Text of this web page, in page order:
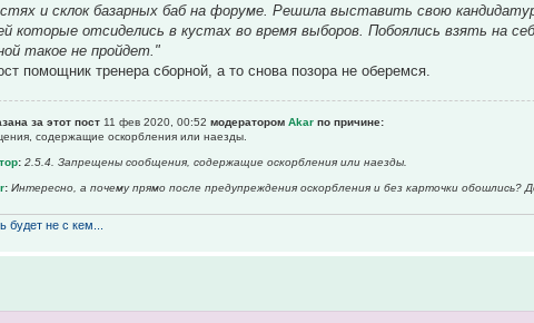
и склок базарных баб на форуме. Решила выставить свою
которые отсиделись в кустах во время выборов. Побоялись взять на
такое не пройдет."
помощник тренера сборной, а то снова позора не оберемся.
за этот пост 11 фев 2020, 00:52 модераторомAkar по причине:
содержащие оскоpбления или наезды.
: 2.5.4. Запрещены сообщения, содержащие оскоpбления или наезды.
: Интересно, а почему прямо после предупреждения оскорбления и без карточки обошлись?
будет не с кем...